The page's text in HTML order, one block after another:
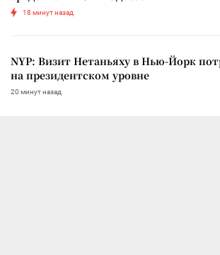
18 минут назад
NYP: Визит Нетаньяху в Нью-Йорк
на президентском уровне
20 минут назад